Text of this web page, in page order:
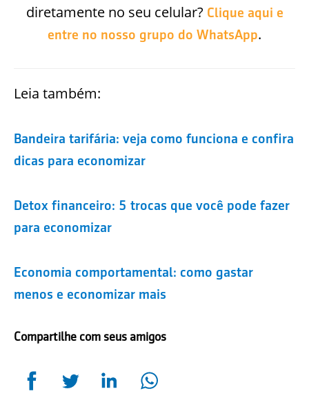
diretamente no seu celular? Clique aqui e
entre no nosso grupo do WhatsApp.
Leia também:
Bandeira tarifária: veja como funciona e confira
dicas para economizar
Detox financeiro: 5 trocas que você pode fazer
para economizar
Economia comportamental: como gastar
menos e economizar mais
Compartilhe com seus amigos